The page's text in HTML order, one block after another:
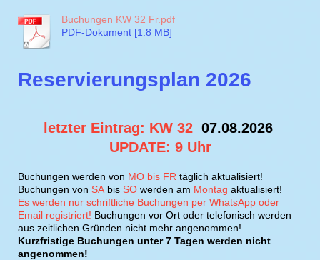
Buchungen KW 32 Fr.pdf
PDF-Dokument [1.8 MB]
Reservierungsplan 2026
letzter Eintrag: KW 32 07.08.2026
UPDATE: 9 Uhr
Buchungen werden von MO bis FR täglich aktualisiert!
Buchungen von SA bis SO werden am Montag aktualisiert!
Es werden nur schriftliche Buchungen per WhatsApp oder
Email registriert! Buchungen vor Ort oder telefonisch werden
aus zeitlichen Gründen nicht mehr angenommen!
Kurzfristige Buchungen unter 7 Tagen werden nicht
angenommen!